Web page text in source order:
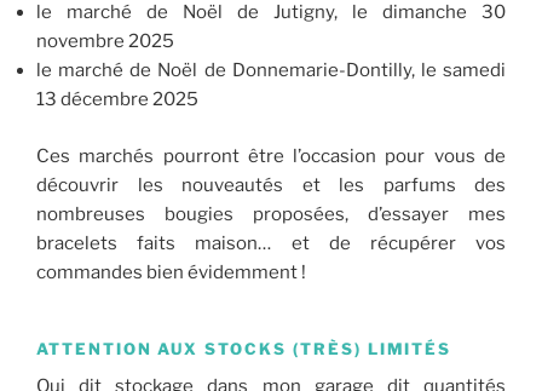
le marché de Noël de Jutigny, le dimanche 30
novembre 2025
le marché de Noël de Donnemarie-Dontilly, le samedi
13 décembre 2025
Ces marchés pourront être l’occasion pour vous de
découvrir les nouveautés et les parfums des
nombreuses bougies proposées, d’essayer mes
bracelets faits maison… et de récupérer vos
commandes bien évidemment !
ATTENTION AUX STOCKS (TRÈS) LIMITÉS
Qui dit stockage dans mon garage dit quantités